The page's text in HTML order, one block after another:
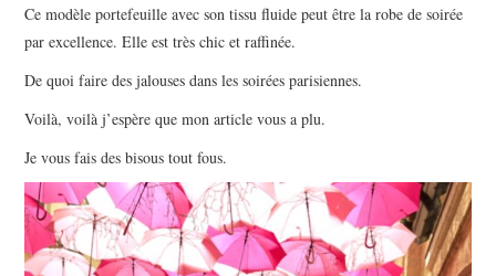
Ce modèle portefeuille avec son tissu fluide peut être la robe de soirée
par excellence. Elle est très chic et raffinée.
De quoi faire des jalouses dans les soirées parisiennes.
Voilà, voilà j’espère que mon article vous a plu.
Je vous fais des bisous tout fous.